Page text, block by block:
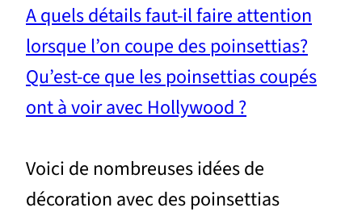
A quels détails faut-il faire attention
lorsque l’on coupe des poinsettias?
Qu’est-ce que les poinsettias coupés
ont à voir avec Hollywood ?
Voici de nombreuses idées de
décoration avec des poinsettias